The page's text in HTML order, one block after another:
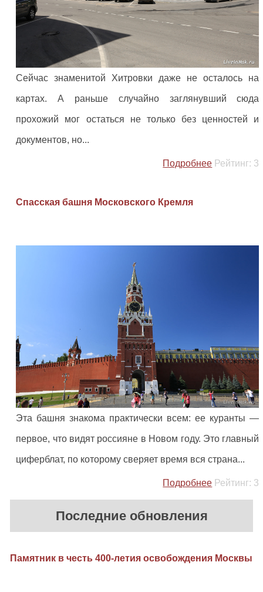
Сейчас знаменитой Хитровки даже не осталось на
картах. А раньше случайно заглянувший сюда
прохожий мог остаться не только без ценностей и
документов, но...
Подробнее Рейтинг: 3
Спасская башня Московского Кремля
Эта башня знакома практически всем: ее куранты —
первое, что видят россияне в Новом году. Это главный
циферблат, по которому сверяет время вся страна...
Подробнее Рейтинг: 3
Последние обновления
Памятник в честь 400-летия освобождения Москвы